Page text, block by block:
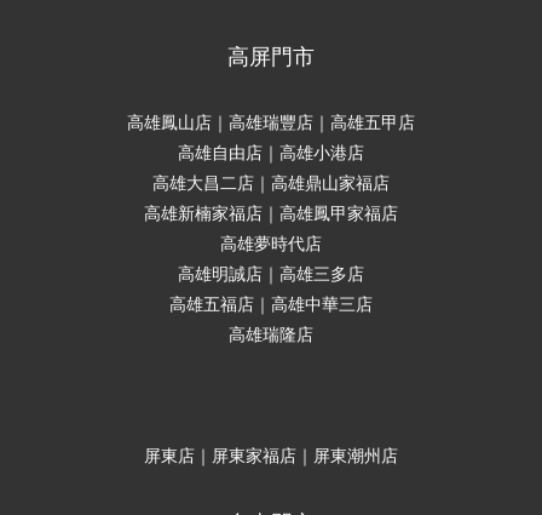
高屏門市
高雄鳳山店｜高雄瑞豐店｜高雄五甲店
高雄自由店｜高雄小港店
高雄大昌二店｜高雄鼎山家福店
高雄新楠家福店｜高雄鳳甲家福店
高雄夢時代店
高雄明誠店｜高雄三多店
高雄五福店｜高雄中華三店
高雄瑞隆店
屏東店｜屏東家福店｜屏東潮州店